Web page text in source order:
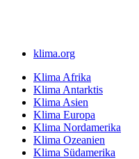
klima.org
Klima Afrika
Klima Antarktis
Klima Asien
Klima Europa
Klima Nordamerika
Klima Ozeanien
Klima Südamerika